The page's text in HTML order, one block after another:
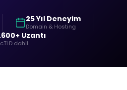
25 Yıl Deneyim
Domain & Hosting
Uzantı
dahil